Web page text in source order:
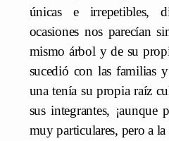
únicas e irrepetibles,
ocasiones nos parecían
mismo árbol y de su
sucedió con las familias
una tenía su propia raíz
sus integrantes, ¡aunque
muy particulares, pero a la